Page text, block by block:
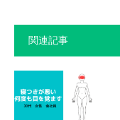
関連記事